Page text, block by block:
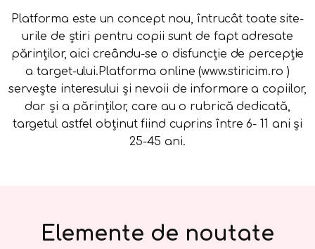
Platforma este un concept nou, întrucât toate site-
urile de știri pentru copii sunt de fapt adresate
părinților, aici creându-se o disfuncție de percepție
a target-ului.Platforma online (www.stiricim.ro )
servește interesului și nevoii de informare a copiilor,
dar și a părinților, care au o rubrică dedicată,
targetul astfel obținut fiind cuprins între 6- 11 ani și
25-45 ani.
Elemente de noutate